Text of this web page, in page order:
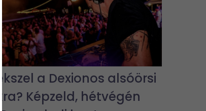
a Dexionos alsóörsi
Képzeld, hétvégén